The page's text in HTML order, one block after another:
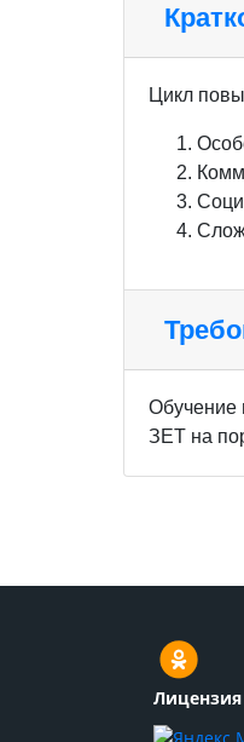
Цикл
Обучение
ЗЕТ на
Лицензия